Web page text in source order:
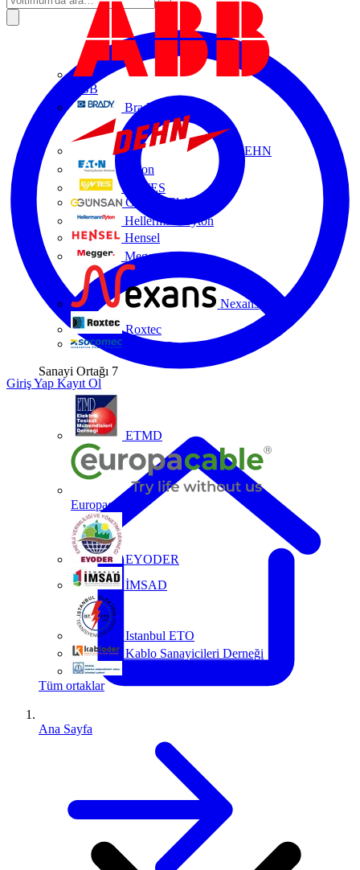
ABB
Brady
DEHN
Eaton
ENTES
Günsan Elektrik
HellermannTyton
Hensel
Megger
Nexans
Roxtec
Socomec
Sanayi Ortağı 7
ETMD
Europacable
EYODER
İMSAD
Istanbul ETO
Kablo Sanayicileri Derneği
Tüm ortaklar
Giriş Yap Kayıt Ol
Ana Sayfa